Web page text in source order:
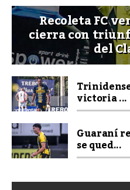
Recoleta FC
cierra con
del
victoria ...
Guaraní
se qued...